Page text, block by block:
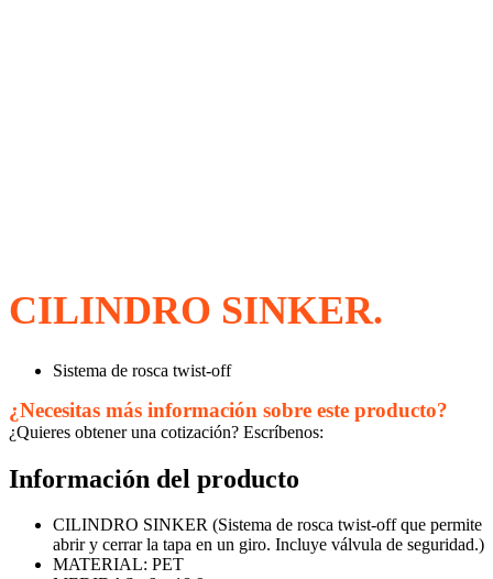
CILINDRO SINKER.
Sistema de rosca twist-off
¿Necesitas más información sobre este producto?
¿Quieres obtener una cotización? Escríbenos:
Información del producto
CILINDRO SINKER (Sistema de rosca twist-off que permite
abrir y cerrar la tapa en un giro. Incluye válvula de seguridad.)
MATERIAL: PET